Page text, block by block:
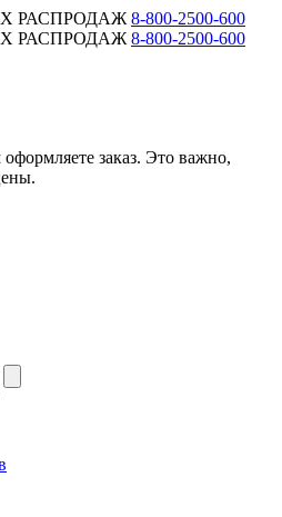
РАСПРОДАЖ 8-800-2500-600
РАСПРОДАЖ 8-800-2500-600
заказ. Это важно,